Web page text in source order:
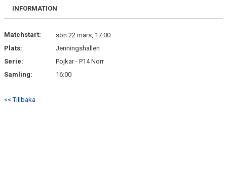
KALENDER
TRUPPEN
DOKUMENT
KONTAKT
INFORMATION
Matchstart:
sön 22 mars, 17:00
Plats:
Jenningshallen
Serie:
Pojkar - P14 Norr
Samling:
16:00
<< Tillbaka